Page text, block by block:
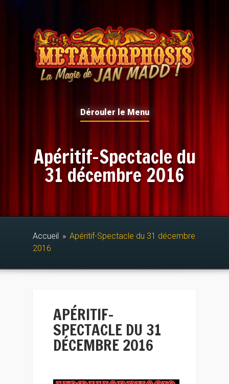
Dérouler le Menu
Apéritif-Spectacle du
31 décembre 2016
Accueil » Apéritif-Spectacle du 31 décembre
2016
APÉRITIF-
SPECTACLE DU 31
DÉCEMBRE 2016